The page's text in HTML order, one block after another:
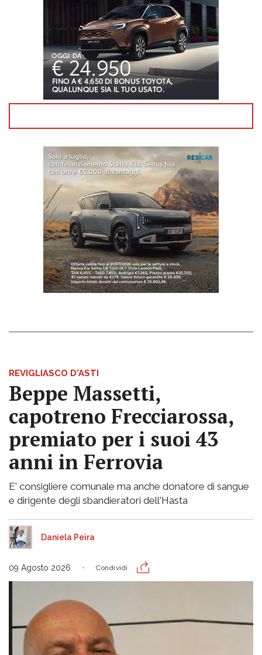
REVIGLIASCO D'ASTI
Beppe Massetti,
capotreno Frecciarossa,
premiato per i suoi 43
anni in Ferrovia
E' consigliere comunale ma anche donatore di sangue
e dirigente degli sbandieratori dell'Hasta
Daniela Peira
09 Agosto 2026 Condividi